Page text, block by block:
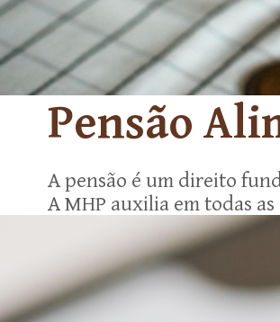
Pensão
A pensão é um direito
A MHP auxilia em todas